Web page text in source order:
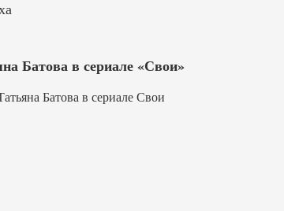
Батова в сериале «Свои»